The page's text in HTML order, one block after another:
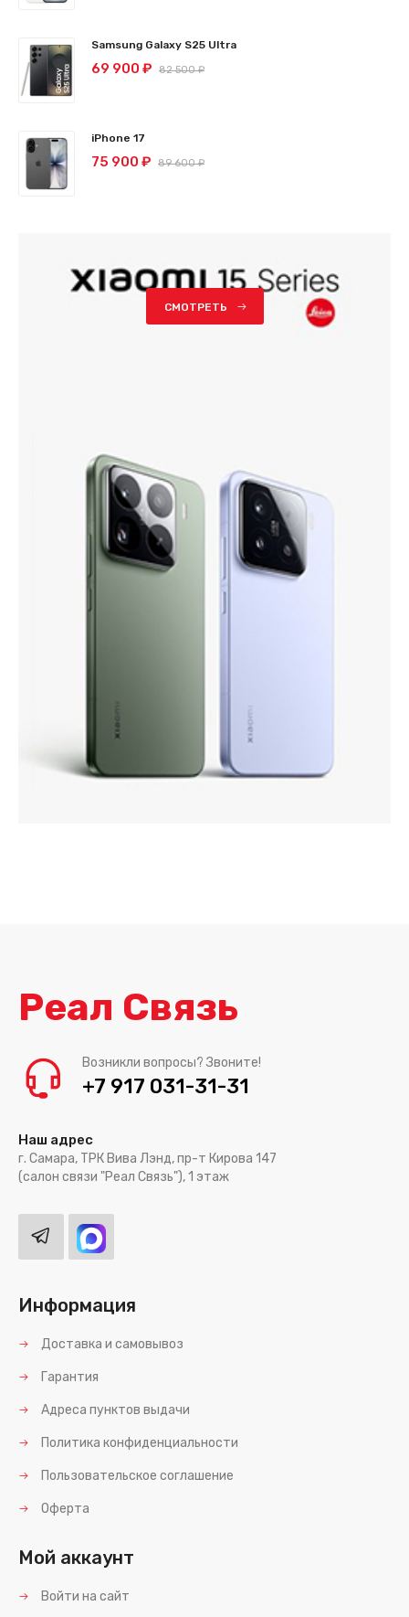
Samsung Galaxy S25 Ultra
69 900 ₽ 82 500 ₽
iPhone 17
75 900 ₽ 89 600 ₽
СМОТРЕТЬ
Реал Связь
Возникли вопросы? Звоните!
+7 917 031-31-31
Наш адрес
г. Самара, ТРК Вива Лэнд, пр-т Кирова 147
(салон связи "Реал Связь"), 1 этаж
Информация
Доставка и самовывоз
Гарантия
Адреса пунктов выдачи
Политика конфиденциальности
Пользовательское соглашение
Оферта
Мой аккаунт
Войти на сайт